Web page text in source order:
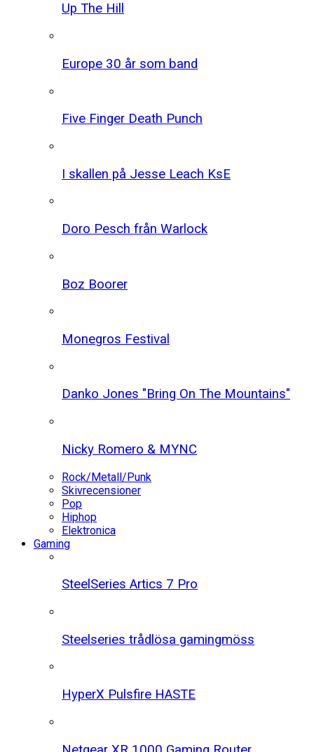
Up The Hill
Europe 30 år som band
Five Finger Death Punch
I skallen på Jesse Leach KsE
Doro Pesch från Warlock
Boz Boorer
Monegros Festival
Danko Jones "Bring On The Mountains"
Nicky Romero & MYNC
Rock/Metall/Punk
Skivrecensioner
Pop
Hiphop
Elektronica
Gaming
SteelSeries Artics 7 Pro
Steelseries trådlösa gamingmöss
HyperX Pulsfire HASTE